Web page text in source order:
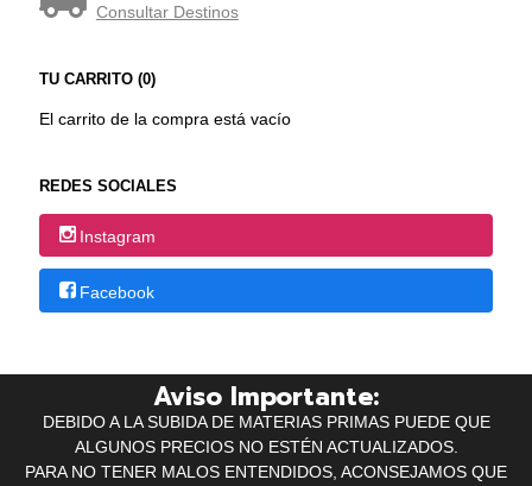
Consultar Destinos
TU CARRITO (0)
El carrito de la compra está vacío
REDES SOCIALES
Instagram
Facebook
Aviso Importante:
DEBIDO A LA SUBIDA DE MATERIAS PRIMAS PUEDE QUE
ALGUNOS PRECIOS NO ESTÉN ACTUALIZADOS.
PARA NO TENER MALOS ENTENDIDOS, ACONSEJAMOS QUE